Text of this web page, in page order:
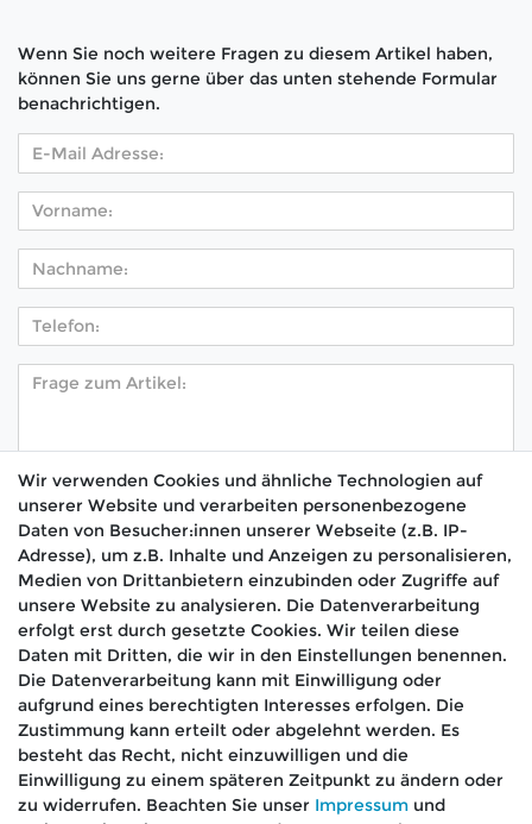
Wenn Sie noch weitere Fragen zu diesem Artikel haben,
können Sie uns gerne über das unten stehende Formular
benachrichtigen.
Hiermit bestätige ich, dass ich dieDaten­schutz­
erklärung gelesen habe. *
Absenden
🚚 Schneller Versand
📦 Kostenloser Versand ab 75 €
📞 Kostenlose Beratung per Telefon &
WhatsApp
Wir verwenden Cookies und ähnliche Technologien auf
unserer Website und verarbeiten personenbezogene
Daten von Besucher:innen unserer Webseite (z.B. IP-
Adresse), um z.B. Inhalte und Anzeigen zu personalisieren,
Medien von Drittanbietern einzubinden oder Zugriffe auf
unsere Website zu analysieren. Die Datenverarbeitung
erfolgt erst durch gesetzte Cookies. Wir teilen diese
Daten mit Dritten, die wir in den Einstellungen benennen.
Die Datenverarbeitung kann mit Einwilligung oder
aufgrund eines berechtigten Interesses erfolgen. Die
Zustimmung kann erteilt oder abgelehnt werden. Es
besteht das Recht, nicht einzuwilligen und die
Einwilligung zu einem späteren Zeitpunkt zu ändern oder
zu widerrufen. Beachten Sie unser Impressum und